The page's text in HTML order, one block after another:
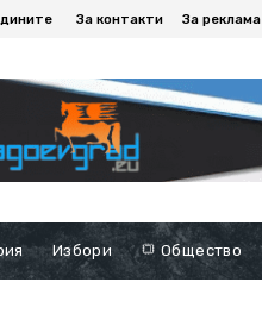
За контакти За реклама
Избори Общество